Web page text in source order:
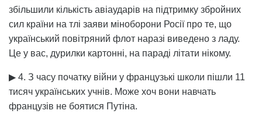
збільшили кількість авіаударів на підтримку збройних
сил країни на тлі заяви міноборони Росії про те, що
український повітряний флот наразі виведено з ладу.
Це у вас, дурилки картонні, на параді літати нікому.
▶ 4. З часу початку війни у французькі школи пішли 11
тисяч українських учнів. Може хоч вони навчать
французів не боятися Путіна.